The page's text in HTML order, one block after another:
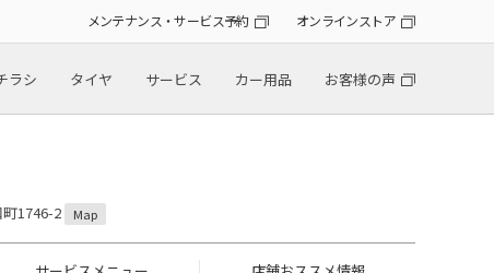
メンテナンス・サービス予約 オンラインストア
ラシ タイヤ サービス カー用品 お客様の声
1746-2 Map